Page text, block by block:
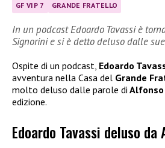
GF VIP 7 GRANDE FRATELLO
In un podcast Edoardo Tavassi è
Signorini e si è detto deluso dalle
Ospite di un podcast, Edoardo
avventura nella Casa del Grande
molto deluso dalle parole di
edizione.
Edoardo Tavassi deluso